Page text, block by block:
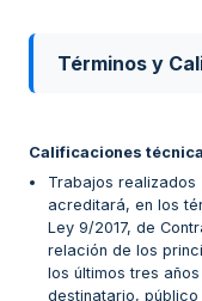
Términos y
Calificaciones
Trabajos
acreditará, en los
Ley 9/2017, de
relación de los
los últimos tres
destinatario,